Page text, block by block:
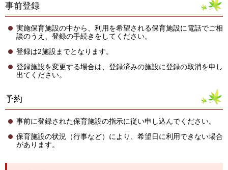
事前登録
実施保育施設の中から、利用を希望される保育施設に電話でご相
談のうえ、登録の手続きをしてください。
登録は2施設までとなります。
登録施設を変更する場合は、登録済みの施設に登録の取消を申し
出てください。
予約
事前に登録された保育施設の指示に従い申し込んでください。
保育施設の状況（行事など）により、希望日に利用できない場合
があります。